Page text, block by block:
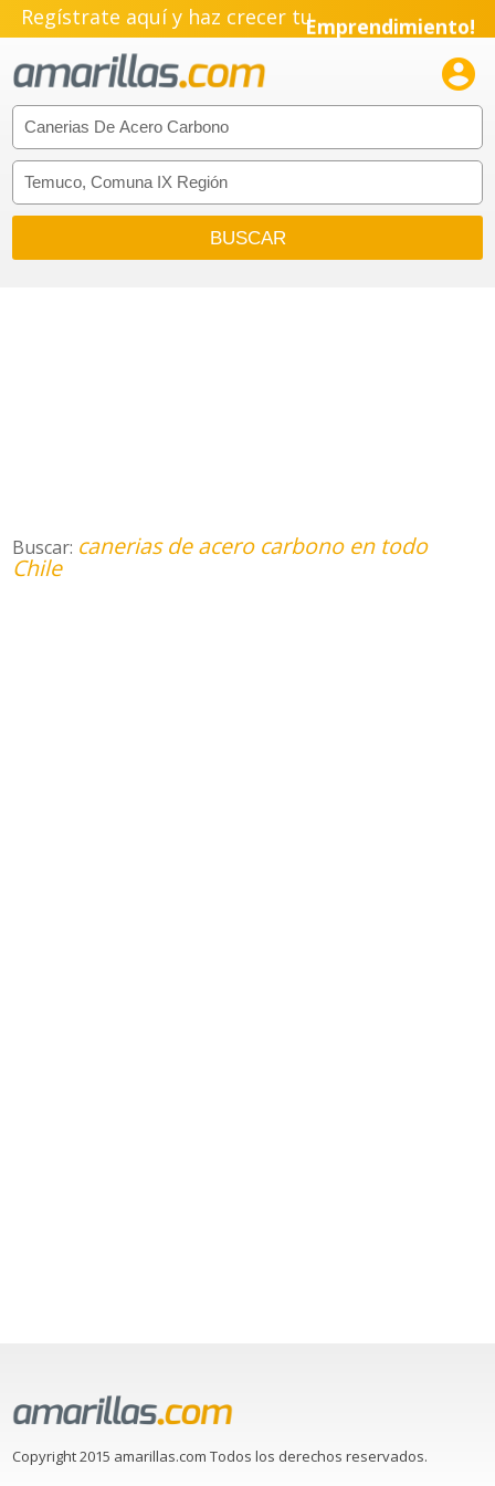
Regístrate aquí y haz crecer tuEmprendimiento!

Buscar: canerias de acero carbono en todo
Chile
Copyright 2015 amarillas.com Todos los derechos reservados.